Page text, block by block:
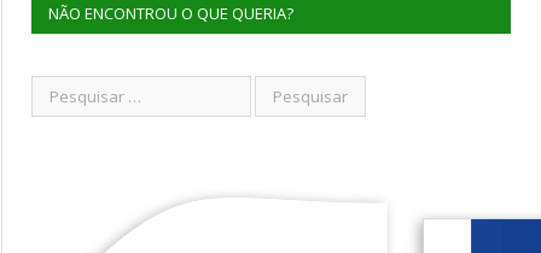
NÃO ENCONTROU O QUE QUERIA?